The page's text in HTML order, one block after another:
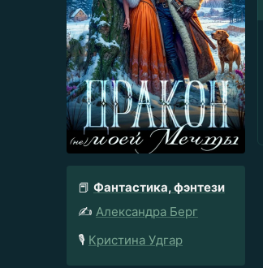
📕 Фантастика, фэнтези
✍️ Александра Берг
🎙️ Кристина Удгар